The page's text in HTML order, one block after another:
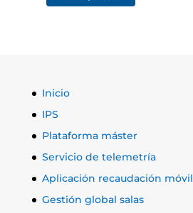
Inicio
IPS
Plataforma máster
Servicio de telemetría
Aplicación recaudación móvil
Gestión global salas